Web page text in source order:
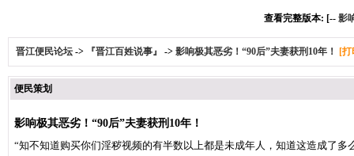
查看完整版本: [-- 影
晋江便民论坛 -> 『晋江百姓说事』 -> 影响极其恶劣！“90后”夫妻获刑10年！ [
便民策划
影响极其恶劣！“90后”夫妻获刑10年！
“知不知道购买你们淫秽视频的有半数以上都是未成年人，知道这造成了多